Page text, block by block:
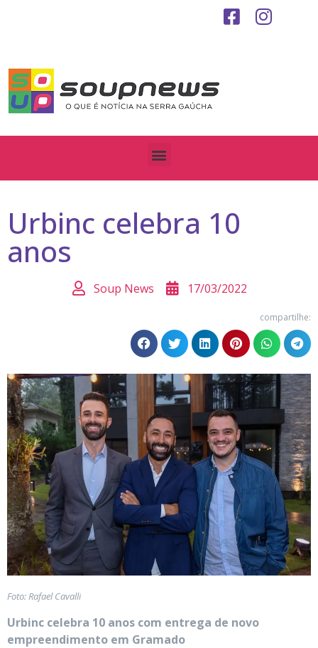
Urbinc celebra 10
anos
Soup News 17/03/2022
compartilhe:
Foto: Rafael Cavalli
Urbinc celebra 10 anos com entrega de novo
empreendimento em Gramado